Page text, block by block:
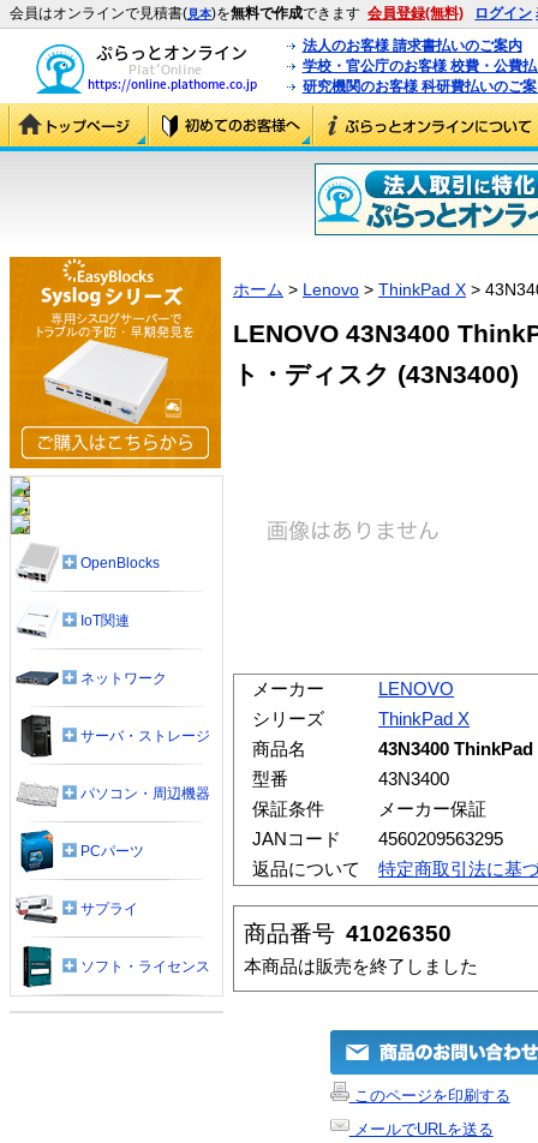
会員はオンラインで見積書(見本)を無料で作成できます 会員登録(無料) ログイン
法人のお客様 請求書払いのご案内
学校・官公庁のお客様 校費・公費
研究機関のお客様 科研費払いのご
ホーム > Lenovo > ThinkPad X >
LENOVO 43N3400
ト・ディスク (43N3400)
メーカー
LENOVO
シリーズ
ThinkPad X
商品名
43N3400
型番
43N3400
保証条件
メーカー保証
JANコード
4560209563295
返品について
特定商取引法に基
商品番号 41026350
本商品は販売を終了しました
このページを印刷する
メールでURLを送る
OpenBlocks
IoT関連
ネットワーク
サーバ・ストレージ
パソコン・周辺機器
PCパーツ
サプライ
ソフト・ライセンス